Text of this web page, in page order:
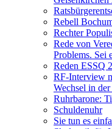
Rebell
Rechter
Rede von
Problems. Sei
Reden ESSQ
RF-Interview
Wechsel in
Ruhrbarone:
Schuldenuhr
Sie tun es